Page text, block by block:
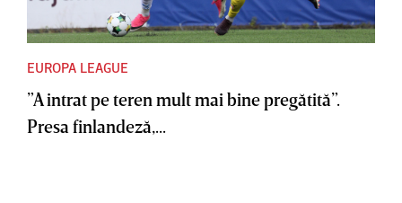
EUROPA LEAGUE
”A intrat pe teren mult mai bine pregătită”.
Presa finlandeză,...